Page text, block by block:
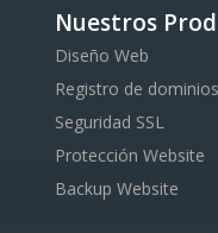
Nuestros
Diseño Web
Registro de
Seguridad SSL
Protección Website
Backup Website